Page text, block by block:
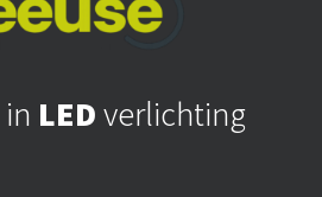
LEDverlichting